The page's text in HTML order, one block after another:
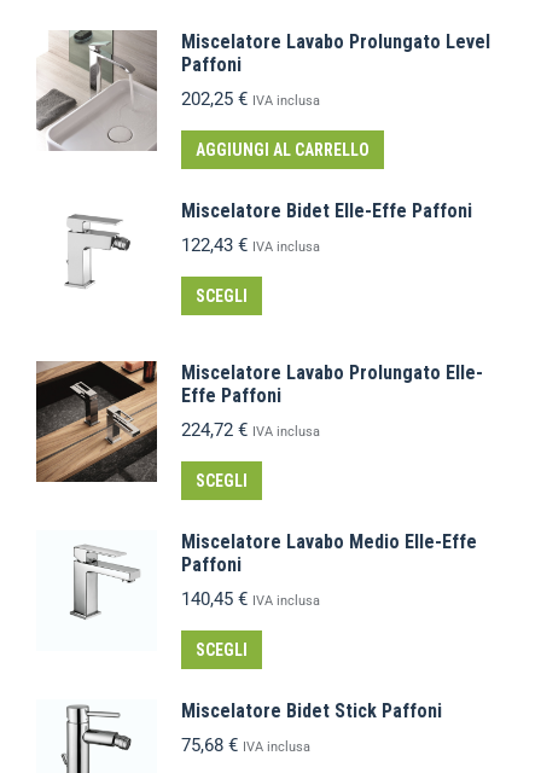
Miscelatore Lavabo Prolungato Level
Paffoni
202,25 € IVA inclusa
AGGIUNGI AL CARRELLO
Miscelatore Bidet Elle-Effe Paffoni
122,43 € IVA inclusa
SCEGLI
Miscelatore Lavabo Prolungato Elle-
Effe Paffoni
224,72 € IVA inclusa
SCEGLI
Miscelatore Lavabo Medio Elle-Effe
Paffoni
140,45 € IVA inclusa
SCEGLI
Miscelatore Bidet Stick Paffoni
75,68 € IVA inclusa